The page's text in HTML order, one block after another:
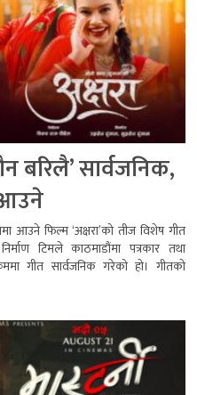
बरिलै’ सार्वजनिक,
आउने
आउने फिल्म ‘अक्षरा’को तीज विशेष गीत
टिमले काठमाडौंमा पत्रकार तथा
गीत सार्वजनिक गरेको हो। गीतको